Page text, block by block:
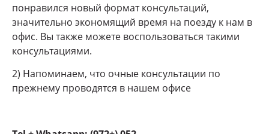
понравился новый формат консультаций,
значительно экономящий время на поезду к нам в
офис. Вы также можете воспользоваться такими
консультациями.
2) Напоминаем, что очные консультации по
прежнему проводятся в нашем офисе